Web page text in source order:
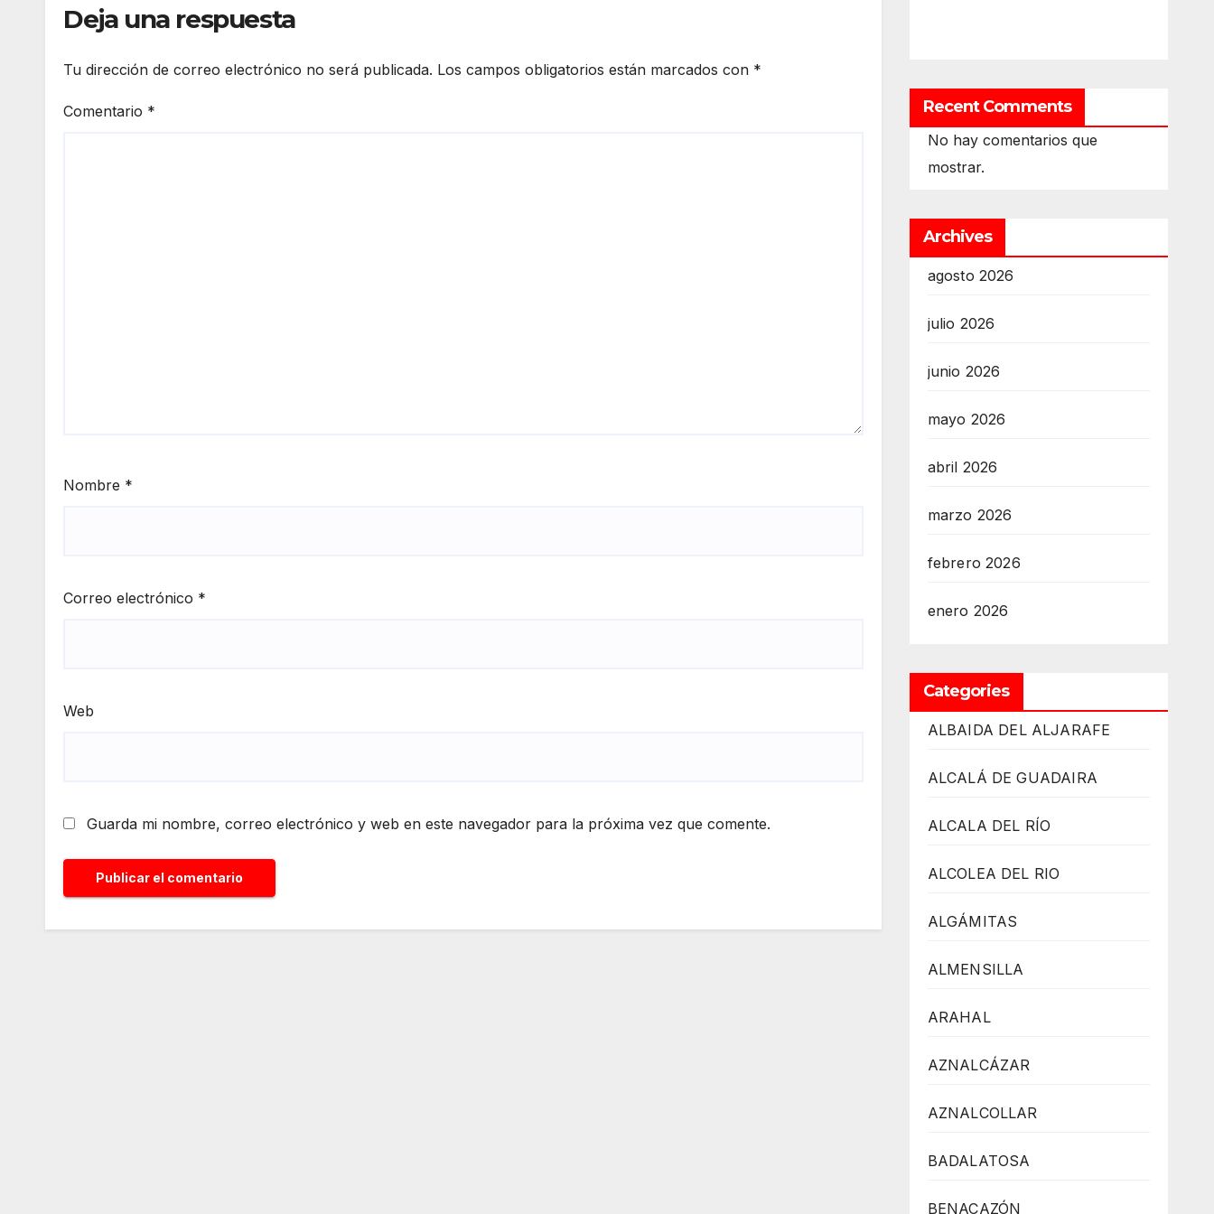
Deja una respuesta
Tu dirección de correo electrónico no será publicada. Los campos obligatorios están marcados con *
Comentario *
Nombre *
Correo electrónico *
Web
Guarda mi nombre, correo electrónico y web en este navegador para la próxima vez que comente.
Recent Comments
No hay comentarios que
mostrar.
Archives
agosto 2026
julio 2026
junio 2026
mayo 2026
abril 2026
marzo 2026
febrero 2026
enero 2026
Categories
ALBAIDA DEL ALJARAFE
ALCALÁ DE GUADAIRA
ALCALA DEL RÍO
ALCOLEA DEL RIO
ALGÁMITAS
ALMENSILLA
ARAHAL
AZNALCÁZAR
AZNALCOLLAR
BADALATOSA
BENACAZÓN